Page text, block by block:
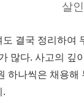
살
결국 정리하여
많다. 사고의 깊
하나씩은 채용해
.